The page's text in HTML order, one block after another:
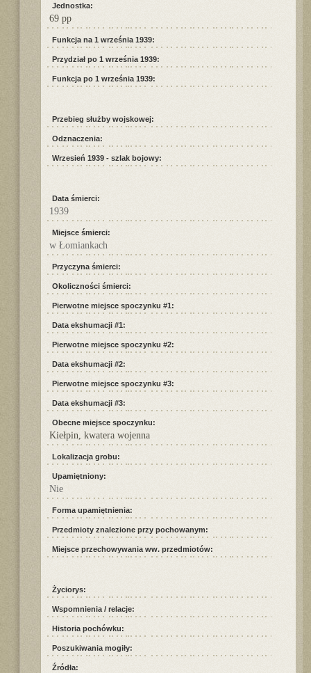
Jednostka:
69 pp
Funkcja na 1 września 1939:
Przydział po 1 września 1939:
Funkcja po 1 września 1939:
Przebieg służby wojskowej:
Odznaczenia:
Wrzesień 1939 - szlak bojowy:
Data śmierci:
1939
Miejsce śmierci:
w Łomiankach
Przyczyna śmierci:
Okoliczności śmierci:
Pierwotne miejsce spoczynku #1:
Data ekshumacji #1:
Pierwotne miejsce spoczynku #2:
Data ekshumacji #2:
Pierwotne miejsce spoczynku #3:
Data ekshumacji #3:
Obecne miejsce spoczynku:
Kiełpin, kwatera wojenna
Lokalizacja grobu:
Upamiętniony:
Nie
Forma upamiętnienia:
Przedmioty znalezione przy pochowanym:
Miejsce przechowywania ww. przedmiotów:
Życiorys:
Wspomnienia / relacje:
Historia pochówku:
Poszukiwania mogiły:
Źródła: